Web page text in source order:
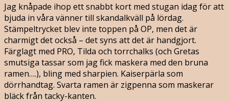
Jag knåpade ihop ett snabbt kort med stugan idag för att
bjuda in våra vänner till skandalkväll på lördag.
Stämpeltrycket blev inte toppen på OP, men det är
charmigt det också – det syns att det är handgjort.
Färglagt med PRO, Tilda och torrchalks (och Gretas
smutsiga tassar som jag fick maskera med den bruna
ramen….), bling med sharpien. Kaiserpärla som
dörrhandtag. Svarta ramen är zigpenna som maskerar
bläck från tacky-kanten.